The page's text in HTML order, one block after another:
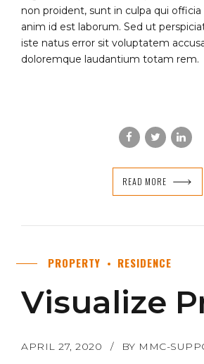
non proident, sunt in culpa qui
anim id est laborum. Sed ut
iste natus error sit voluptatem
doloremque laudantium totam rem.
READ MORE
PROPERTY RESIDENCE
Visualize
APRIL 27, 2020 BY MMC-